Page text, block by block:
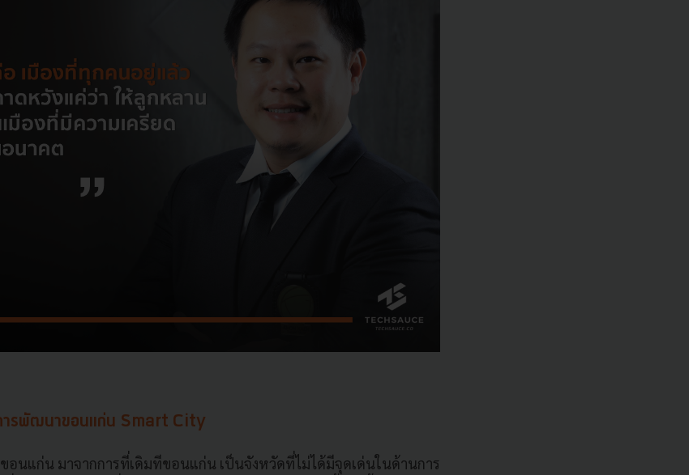
ารพัฒนาขอนแก่น Smart City
อนแก่น มาจากการที่เดิมทีขอนแก่น เป็นจังหวัดที่ไม่ได้มีจุดเด่นในด้านการ